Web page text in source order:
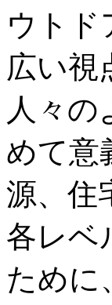
ウトド
広い視
人々
めて意
源、住
各レベ
ために